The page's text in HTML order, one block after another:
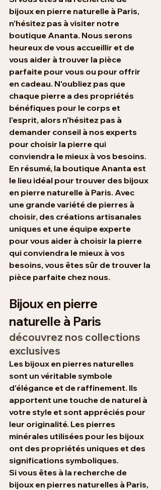
bijoux en pierre naturelle à Paris,
n'hésitez pas à visiter notre
boutique Ananta. Nous serons
heureux de vous accueillir et de
vous aider à trouver la pièce
parfaite pour vous ou pour offrir
en cadeau. N'oubliez pas que
chaque pierre a des propriétés
bénéfiques pour le corps et
l'esprit, alors n'hésitez pas à
demander conseil à nos experts
pour choisir la pierre qui
conviendra le mieux à vos besoins.
En résumé, la boutique Ananta est
le lieu idéal pour trouver des bijoux
en pierre naturelle à Paris. Avec
une grande variété de pierres à
choisir, des créations artisanales
uniques et une équipe experte
pour vous aider à choisir la pierre
qui conviendra le mieux à vos
besoins, vous êtes sûr de trouver la
pièce parfaite chez nous.
Bijoux en pierre
naturelle à Paris
découvrez nos collections
exclusives
Les bijoux en pierres naturelles
sont un véritable symbole
d'élégance et de raffinement. Ils
apportent une touche de naturel à
votre style et sont appréciés pour
leur originalité. Les pierres
minérales utilisées pour les bijoux
ont des propriétés uniques et des
significations symboliques.
Si vous êtes à la recherche de
bijoux en pierres naturelles à Paris,